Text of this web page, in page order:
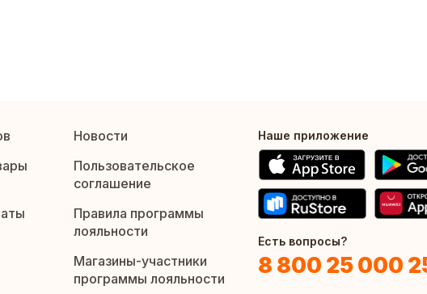
Новости
Пользовательское
соглашение
Правила программы
лояльности
Магазины-участники
программы лояльности
Наше приложение
Есть вопросы?
8 800 25 000